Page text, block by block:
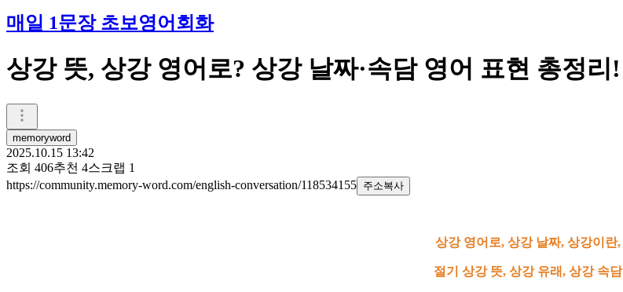
매일 1문장 초보영어회화
상강 뜻, 상강 영어로? 상강 날짜·속담 영어 표현 총정리!
memoryword
2025.10.15 13:42
조회 406추천 4스크랩 1
https://community.memory-word.com/english-conversation/118534155 주소복사
상강 영어로, 상강 날짜, 상강이란,
절기 상강 뜻, 상강 유래, 상강 속담